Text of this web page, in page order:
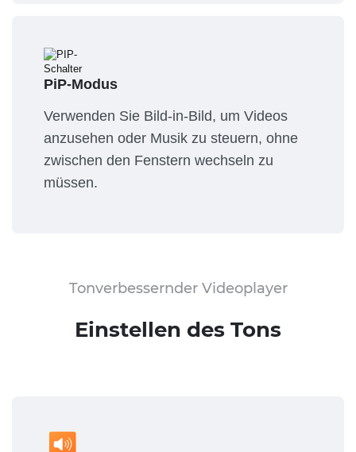
PiP-Modus
Verwenden Sie Bild-in-Bild, um Videos
anzusehen oder Musik zu steuern, ohne
zwischen den Fenstern wechseln zu
müssen.
Tonverbessernder Videoplayer
Einstellen des Tons